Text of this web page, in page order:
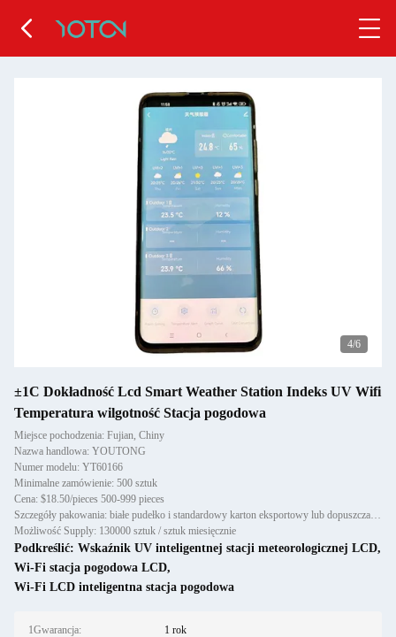
5/6
±1C Dokładność Lcd Smart Weather Station Indeks UV Wifi
Temperatura wilgotność Stacja pogodowa
Miejsce pochodzenia: Fujian, Chiny
Nazwa handlowa: YOUTONG
Numer modelu: YT60166
Minimalne zamówienie: 500 sztuk
Cena: $18.50/pieces 500-999 pieces
Szczegóły pakowania: białe pudełko i standardowy karton eksportowy lub dopuszczalne niestandardowe opakowanie
Możliwość Supply: 130000 sztuk / sztuk miesięcznie
Podkreślić: Wskaźnik UV inteligentnej stacji meteorologicznej LCD,
Wi-Fi stacja pogodowa LCD,
Wi-Fi LCD inteligentna stacja pogodowa
1Gwarancja: 1 rok